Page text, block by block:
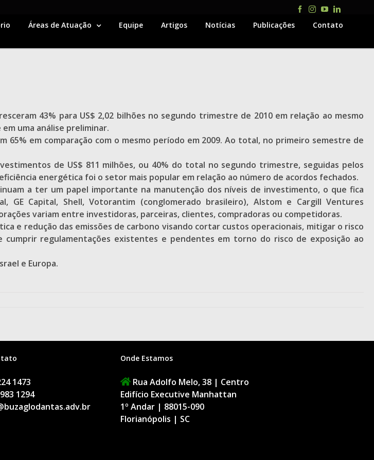
Facebook
Instagram
YouTubeLinkedIn
Áreas de Atuação Equipe Artigos Notícias Publicações Contato
43% para US$ 2,02 bilhões no segundo trimestre de 2010 em relação ao mesmo
uma análise preliminar.
em comparação com o mesmo período em 2009. Ao total, no primeiro semestre de
de US$ 811 milhões, ou 40% do total no segundo trimestre, seguidas pelos
energética foi o setor mais popular em relação ao número de acordos fechados.
a ter um papel importante na manutenção dos níveis de investimento, o que fica
Capital, Shell, Votorantim (conglomerado brasileiro), Alstom e Cargill Ventures
variam entre investidoras, parceiras, clientes, compradoras ou competidoras.
e redução das emissões de carbono visando cortar custos operacionais, mitigar o risco
regulamentações existentes e pendentes em torno do risco de exposição ao
e Europa.
1473
1294
Onde Estamos
Rua Adolfo Melo, 38 | Centro
Edifício Executive Manhattan
1º Andar | 88015-090
Florianópolis | SC